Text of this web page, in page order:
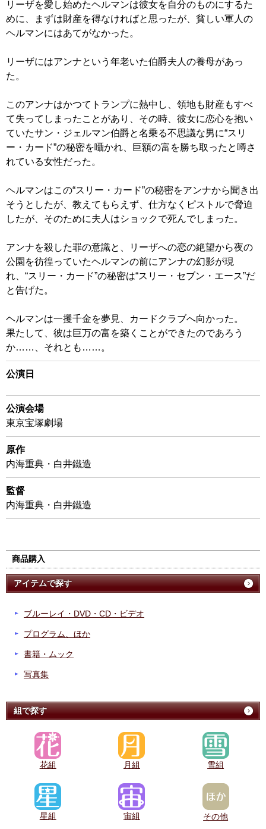
リーザを愛し始めたヘルマンは彼女を自分のものにするた
めに、まずは財産を得なければと思ったが、貧しい軍人の
ヘルマンにはあてがなかった。
リーザにはアンナという年老いた伯爵夫人の養母があっ
た。
このアンナはかつてトランプに熱中し、領地も財産もすべ
て失ってしまったことがあり、その時、彼女に恋心を抱い
ていたサン・ジェルマン伯爵と名乗る不思議な男に“スリ
ー・カード”の秘密を囁かれ、巨額の富を勝ち取ったと噂さ
れている女性だった。
ヘルマンはこの“スリー・カード”の秘密をアンナから聞き出
そうとしたが、教えてもらえず、仕方なくピストルで脅迫
したが、そのために夫人はショックで死んでしまった。
アンナを殺した罪の意識と、リーザへの恋の絶望から夜の
公園を彷徨っていたヘルマンの前にアンナの幻影が現
れ、“スリー・カード”の秘密は“スリー・セブン・エース”だ
と告げた。
ヘルマンは一攫千金を夢見、カードクラブへ向かった。
果たして、彼は巨万の富を築くことができたのであろう
か……、それとも……。
公演日
公演会場
東京宝塚劇場
原作
内海重典・白井鐵造
監督
内海重典・白井鐵造
商品購入
アイテムで探す
ブルーレイ・DVD・CD・ビデオ
プログラム、ほか
書籍・ムック
写真集
組で探す
花組 月組 雪組
星組 宙組 その他